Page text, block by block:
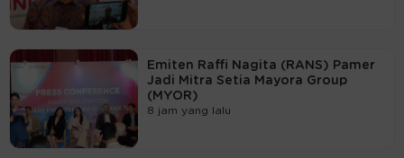
Emiten Raffi Nagita (RANS) Pamer
Jadi Mitra Setia Mayora Group
(MYOR)
8 jam yang lalu